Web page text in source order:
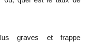
graves et frappe